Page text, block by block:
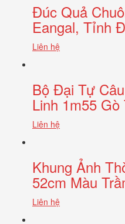
Đúc Quả
Eangal, Tỉnh
Liên hệ
Bộ Đại Tự
Linh 1m55
Liên hệ
Khung Ảnh
52cm Màu
Liên hệ